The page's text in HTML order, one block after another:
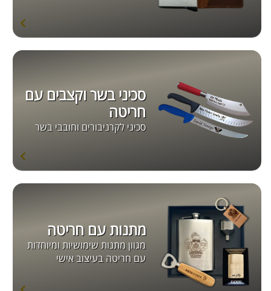
סכיני בשר וקצבים עם
חריטה
סכיני לקרניבורים וחובבי בשר
מתנות עם חריטה
מגוון מתנות שימושיות ומיוחדות
עם חריטה בעיצוב אישי